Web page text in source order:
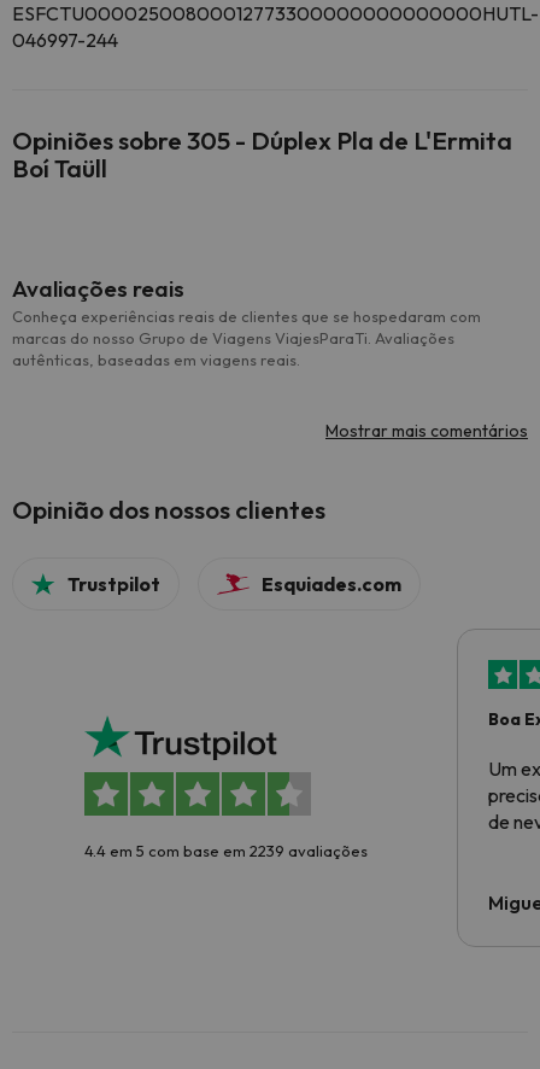
ESFCTU00002500800012773300000000000000HUTL-
046997-244
Opiniões sobre 305 - Dúplex Pla de L'Ermita
Boí Taüll
Avaliações reais
Conheça experiências reais de clientes que se hospedaram com
marcas do nosso Grupo de Viagens ViajesParaTi. Avaliações
autênticas, baseadas em viagens reais.
Mostrar mais comentários
Opinião dos nossos clientes
Trustpilot Esquiades.com
4.4 em 5 com base em 2239 avaliações
Boa
Um
de